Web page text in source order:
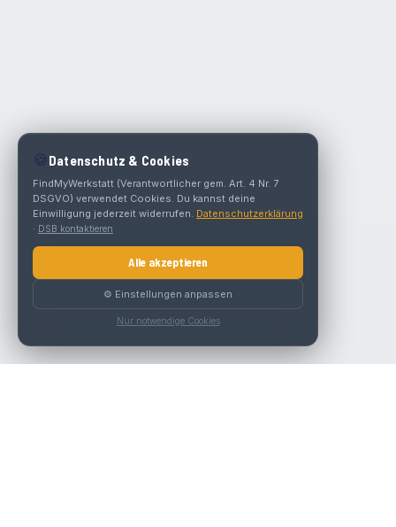
🍪 Datenschutz & Cookies
FindMyWerkstatt (Verantwortlicher gem. Art. 4 Nr. 7
DSGVO) verwendet Cookies. Du kannst deine
Einwilligung jederzeit widerrufen. Datenschutzerklärung
· DSB kontaktieren
Alle akzeptieren
⚙️ Einstellungen anpassen
Nur notwendige Cookies